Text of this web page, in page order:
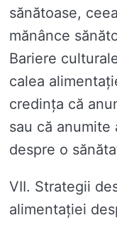
sănătoase,
mănânce
Bariere
calea
credința că
sau că anumite
despre o
VII. Strategii
alimentației